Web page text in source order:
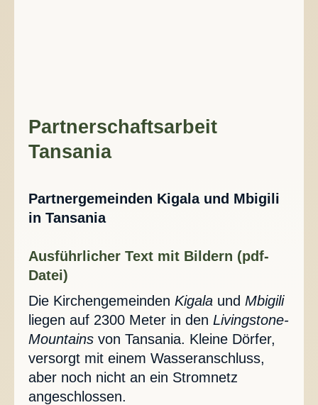
Partnerschaftsarbeit
Tansania
Partnergemeinden Kigala und Mbigili
in Tansania
Ausführlicher Text mit Bildern (pdf-
Datei)
Die Kirchengemeinden Kigala und Mbigili
liegen auf 2300 Meter in den Livingstone-
Mountains von Tansania. Kleine Dörfer,
versorgt mit einem Wasseranschluss,
aber noch nicht an ein Stromnetz
angeschlossen.